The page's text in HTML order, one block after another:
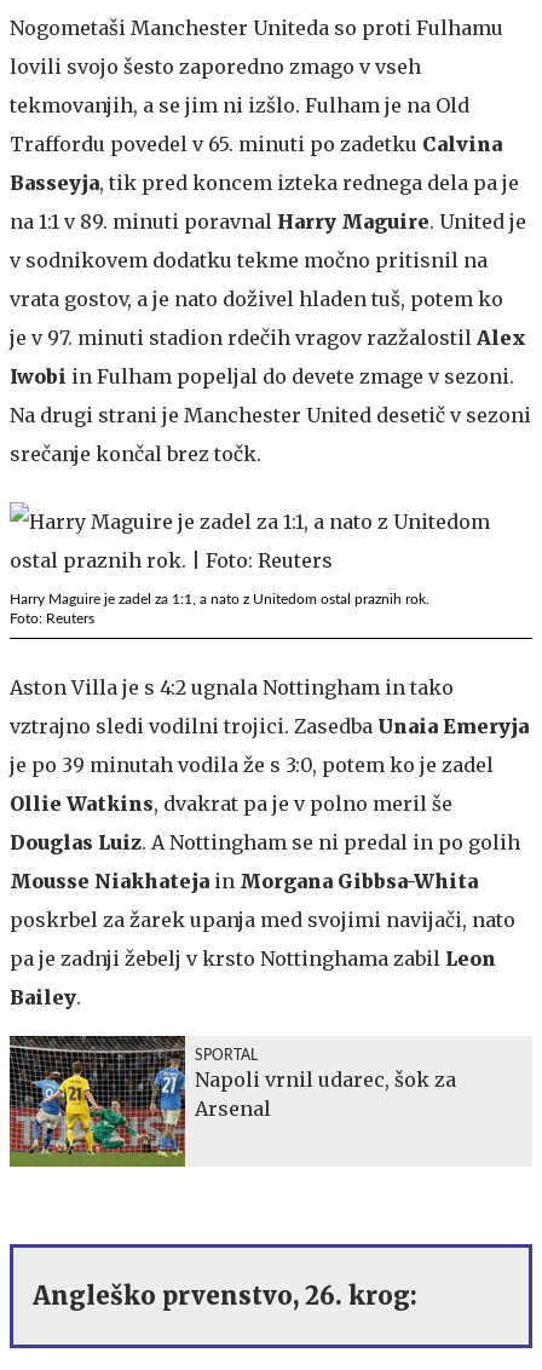
Nogometaši Manchester Uniteda so proti Fulhamu
lovili svojo šesto zaporedno zmago v vseh
tekmovanjih, a se jim ni izšlo. Fulham je na Old
Traffordu povedel v 65. minuti po zadetku Calvina
Basseyja, tik pred koncem izteka rednega dela pa je
na 1:1 v 89. minuti poravnal Harry Maguire. United je
v sodnikovem dodatku tekme močno pritisnil na
vrata gostov, a je nato doživel hladen tuš, potem ko
je v 97. minuti stadion rdečih vragov razžalostil Alex
Iwobi in Fulham popeljal do devete zmage v sezoni.
Na drugi strani je Manchester United desetič v sezoni
srečanje končal brez točk.
Harry Maguire je zadel za 1:1, a nato z Unitedom ostal praznih rok.
Foto: Reuters
Aston Villa je s 4:2 ugnala Nottingham in tako
vztrajno sledi vodilni trojici. Zasedba Unaia Emeryja
je po 39 minutah vodila že s 3:0, potem ko je zadel
Ollie Watkins, dvakrat pa je v polno meril še
Douglas Luiz. A Nottingham se ni predal in po golih
Mousse Niakhateja in Morgana Gibbsa-Whita
poskrbel za žarek upanja med svojimi navijači, nato
pa je zadnji žebelj v krsto Nottinghama zabil Leon
Bailey.
SPORTAL
Napoli vrnil udarec, šok za
Arsenal
Angleško prvenstvo, 26. krog: